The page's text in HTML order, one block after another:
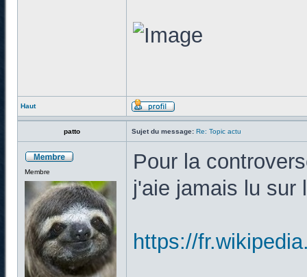
Haut
patto Sujet du message: Re: Topic actu
Membre
Pour la
j'aie jamais lu sur
https://